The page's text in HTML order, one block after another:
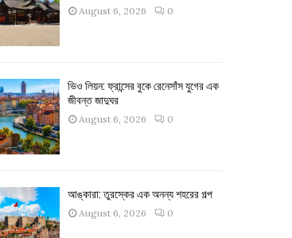
August 6, 2026 0
ভিও লিয়ন: ফ্রান্সের বুকে রেনেসাঁস যুগের এক
জীবন্ত জাদুঘর
August 6, 2026 0
আঙ্কারা: তুরস্কের এক অনন্য শহরের গল্প
August 6, 2026 0